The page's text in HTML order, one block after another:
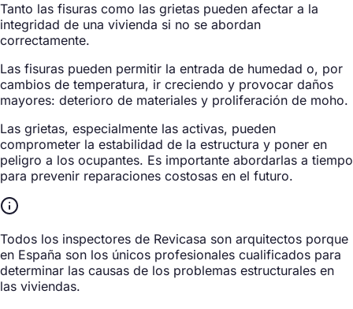
Tanto las fisuras como las grietas pueden afectar a la
integridad de una vivienda si no se abordan
correctamente.
Las fisuras pueden permitir la entrada de humedad o, por
cambios de temperatura, ir creciendo y provocar daños
mayores: deterioro de materiales y proliferación de moho.
Las grietas, especialmente las activas, pueden
comprometer la estabilidad de la estructura y poner en
peligro a los ocupantes. Es importante abordarlas a tiempo
para prevenir reparaciones costosas en el futuro.
Todos los inspectores de Revicasa son arquitectos porque
en España son los únicos profesionales cualificados para
determinar las causas de los problemas estructurales en
las viviendas.